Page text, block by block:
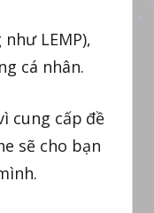
LEMP),
cá nhân.
cung cấp đề
sẽ cho bạn